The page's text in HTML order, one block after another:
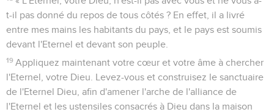
t-il pas donné du repos de tous côtés ? En effet, il a livré
entre mes mains les habitants du pays, et le pays est soumis
devant l'Eternel et devant son peuple.
19 Appliquez maintenant votre cœur et votre âme à chercher
l'Eternel, votre Dieu. Levez-vous et construisez le sanctuaire
de l'Eternel Dieu, afin d'amener l'arche de l'alliance de
l'Eternel et les ustensiles consacrés à Dieu dans la maison